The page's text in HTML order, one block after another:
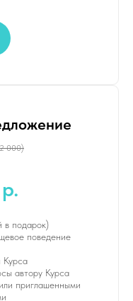
000)
в подарок)
поведение
Курса
автору Курса
приглашенными